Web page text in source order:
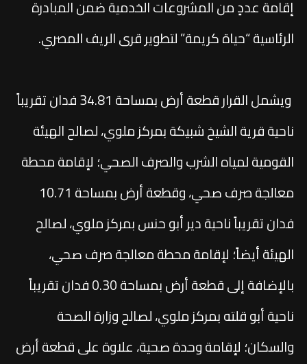
إقامة عددٍ من المشروعات الخدمية ضمن المبادرة
الرئاسية “حياة كريمة” لتطوير قرى الريف المصري.
ويشمل القرار قطعة أرض بمساحة 34.81 فدان تقريباً
ناحية قرية الشيخ شبيكة بمركز ملوي، لصالح الهيئة
القومية لمياه الشرب والصرف الصحي؛ لإقامة محطة
معالجة صرف صحي، وقطعة أرض بمساحة 10.71
فدان تقريباً ناحية دير أبو حنس بمركز ملوي، لصالح
الهيئة أيضاً؛ لإقامة محطة معالجة صرف صحي،
بالإضافة إلى قطعة أرض بمساحة 0.30 فدان تقريباً
ناحية أبو قلته بمركز ملوي، لصالح وزارة الصحة
والسكان؛ لإقامة وحدة صحية، علاوة على قطعة أرض